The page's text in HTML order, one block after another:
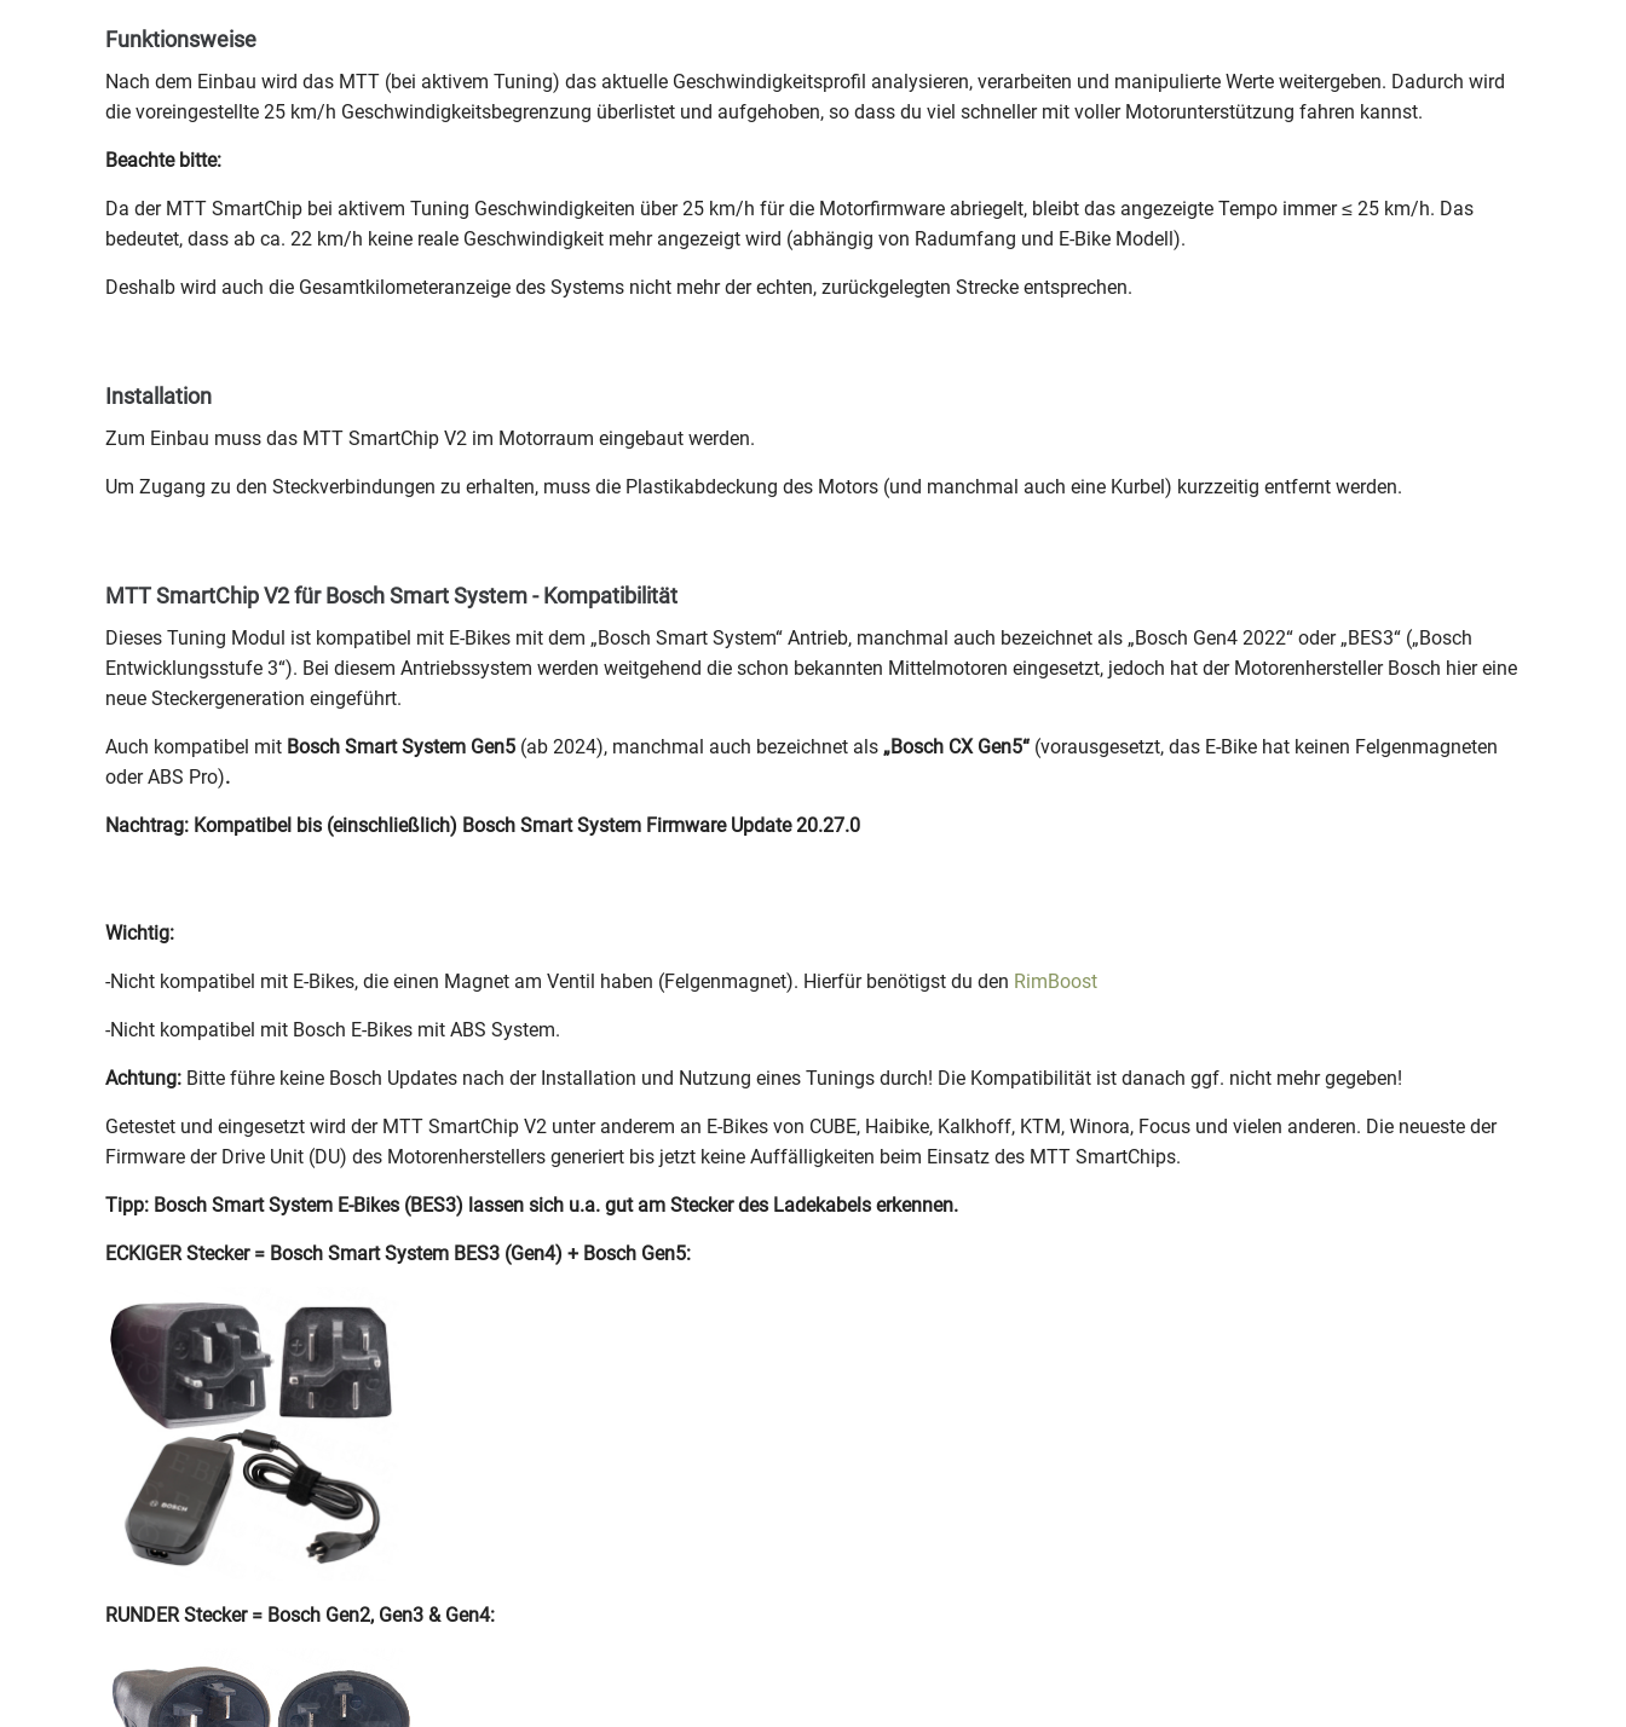
Funktionsweise
Nach dem Einbau wird das MTT (bei aktivem Tuning) das aktuelle Geschwindigkeitsprofil analysieren, verarbeiten und manipulierte Werte weitergeben. Dadurch wird
die voreingestellte 25 km/h Geschwindigkeitsbegrenzung überlistet und aufgehoben, so dass du viel schneller mit voller Motorunterstützung fahren kannst.
Beachte bitte:
Da der MTT SmartChip bei aktivem Tuning Geschwindigkeiten über 25 km/h für die Motorfirmware abriegelt, bleibt das angezeigte Tempo immer ≤ 25 km/h. Das
bedeutet, dass ab ca. 22 km/h keine reale Geschwindigkeit mehr angezeigt wird (abhängig von Radumfang und E-Bike Modell).
Deshalb wird auch die Gesamtkilometeranzeige des Systems nicht mehr der echten, zurückgelegten Strecke entsprechen.
Installation
Zum Einbau muss das MTT SmartChip V2 im Motorraum eingebaut werden.
Um Zugang zu den Steckverbindungen zu erhalten, muss die Plastikabdeckung des Motors (und manchmal auch eine Kurbel) kurzzeitig entfernt werden.
MTT SmartChip V2 für Bosch Smart System - Kompatibilität
Dieses Tuning Modul ist kompatibel mit E-Bikes mit dem „Bosch Smart System“ Antrieb, manchmal auch bezeichnet als „Bosch Gen4 2022“ oder „BES3“ („Bosch
Entwicklungsstufe 3“). Bei diesem Antriebssystem werden weitgehend die schon bekannten Mittelmotoren eingesetzt, jedoch hat der Motorenhersteller Bosch hier eine
neue Steckergeneration eingeführt.
Auch kompatibel mit Bosch Smart System Gen5 (ab 2024), manchmal auch bezeichnet als „Bosch CX Gen5“ (vorausgesetzt, das E-Bike hat keinen Felgenmagneten
oder ABS Pro).
Nachtrag: Kompatibel bis (einschließlich) Bosch Smart System Firmware Update20.27.0
Wichtig:
-Nicht kompatibel mit E-Bikes, die einen Magnet am Ventil haben (Felgenmagnet). Hierfür benötigst du den RimBoost
-Nicht kompatibel mit Bosch E-Bikes mit ABS System.
Achtung: Bitte führe keine Bosch Updates nach der Installation und Nutzung eines Tunings durch! Die Kompatibilität ist danach ggf. nicht mehr gegeben!
Getestet und eingesetzt wird der MTT SmartChip V2 unter anderem an E-Bikes von CUBE, Haibike, Kalkhoff, KTM, Winora, Focus und vielen anderen. Die neueste der
Firmware der Drive Unit (DU) des Motorenherstellers generiert bis jetzt keine Auffälligkeiten beim Einsatz des MTT SmartChips.
Tipp: Bosch Smart System E-Bikes (BES3) lassen sich u.a. gut am Stecker des Ladekabels erkennen.
ECKIGER Stecker = Bosch Smart System BES3 (Gen4) + Bosch Gen5:
RUNDER Stecker = Bosch Gen2, Gen3 & Gen4: